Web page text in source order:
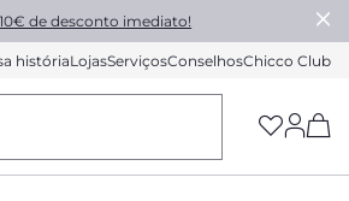
10€ de desconto imediato!
históriaLojasServiçosConselhosChicco Club